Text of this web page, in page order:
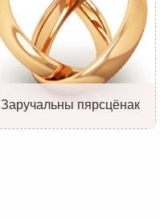
Заручальны пярсцёнак